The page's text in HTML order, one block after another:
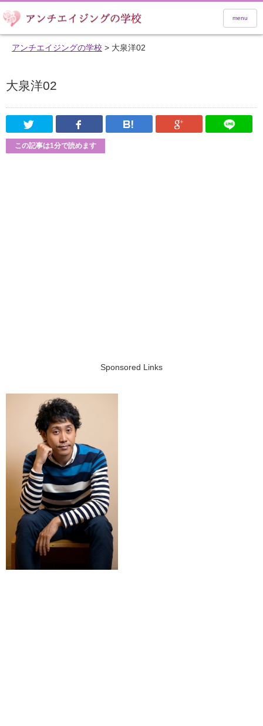
menu
アンチエイジングの学校 > 大泉洋02
大泉洋02
Twitter Facebook はてなブックマーク
Google
この記事は1分で読めます
Sponsored Links